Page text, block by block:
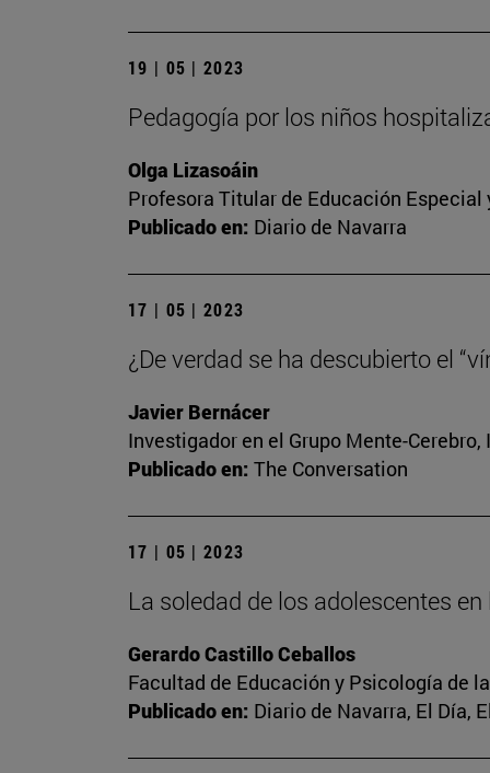
19 | 05 | 2023
Pedagogía por los niños
Olga Lizasoáin
Profesora Titular de Educación
Publicado en: Diario de Navarra
17 | 05 | 2023
¿De verdad se ha descubierto el
Javier Bernácer
Investigador en el Grupo Mente-
Publicado en: The Conversation
17 | 05 | 2023
La soledad de los adolescentes
Gerardo Castillo Ceballos
Facultad de Educación y Psicología de
Publicado en: Diario de Navarra, El Día,